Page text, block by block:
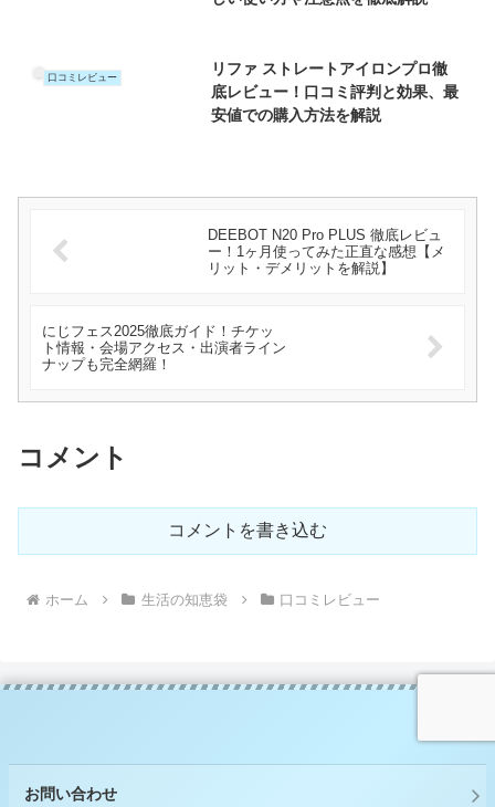
口コミレビュー
リファ ストレートアイロンプロ徹
底レビュー！口コミ評判と効果、最
安値での購入方法を解説
DEEBOT N20 Pro PLUS 徹底レビュ
ー！1ヶ月使ってみた正直な感想【メ
リット・デメリットを解説】
にじフェス2025徹底ガイド！チケッ
ト情報・会場アクセス・出演者ライン
ナップも完全網羅！
コメント
コメントを書き込む
ホーム 生活の知恵袋 口コミレビュー
お問い合わせ